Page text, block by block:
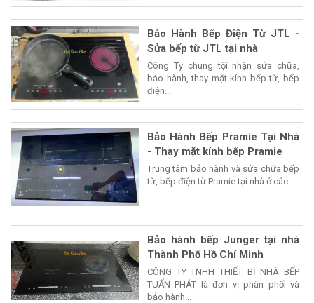
Bảo Hành Bếp Điện Từ JTL -
Sửa bếp từ JTL tại nhà
Công Ty chúng tội nhận sửa chữa,
bảo hành, thay mặt kính bếp từ, bếp
điện...
Bảo Hành Bếp Pramie Tại Nhà
- Thay mặt kính bếp Pramie
Trung tâm bảo hành và sửa chữa bếp
từ, bếp điện từ Pramie tại nhà ở các...
Bảo hành bếp Junger tại nhà
Thành Phố Hồ Chí Minh
CÔNG TY TNHH THIẾT BỊ NHÀ BẾP
TUẤN PHÁT là đơn vị phân phối và
bảo hành...